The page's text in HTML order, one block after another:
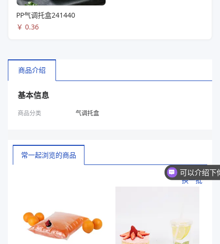
PP气调托盒241440
￥ 0.36
商品介绍
基本信息
商品分类 气调托盒
常一起浏览的商品
换一批